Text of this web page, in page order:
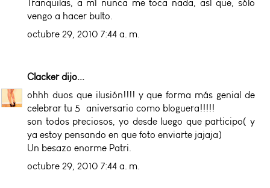
Tranquilas, a mí nunca me toca nada, así que, sólo
vengo a hacer bulto.
octubre 29, 2010 7:44 a. m.
Clackerdijo...
ohhh duos que ilusión!!!! y que forma más genial de
celebrar tu 5º aniversario como bloguera!!!!!
son todos preciosos, yo desde luego que participo( y
ya estoy pensando en que foto enviarte jajaja)
Un besazo enorme Patri.
octubre 29, 2010 7:44 a. m.